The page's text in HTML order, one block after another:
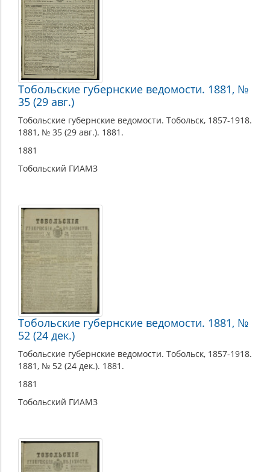
Тобольские губернские ведомости. 1881, №
35 (29 авг.)
Тобольские губернские ведомости. Тобольск, 1857-1918.
1881, № 35 (29 авг.). 1881.
1881
Тобольский ГИАМЗ
Тобольские губернские ведомости. 1881, №
52 (24 дек.)
Тобольские губернские ведомости. Тобольск, 1857-1918.
1881, № 52 (24 дек.). 1881.
1881
Тобольский ГИАМЗ